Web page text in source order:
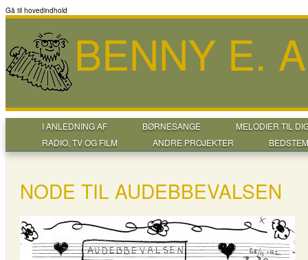
Gå til hovedindhold
BENNY E.
I ANLEDNING AF BØRNESANGE
MELODIER TIL
RADIO, TV OG FILM
ANDRE PROJEKTER
NODE TIL AUDEBBEVALSEN